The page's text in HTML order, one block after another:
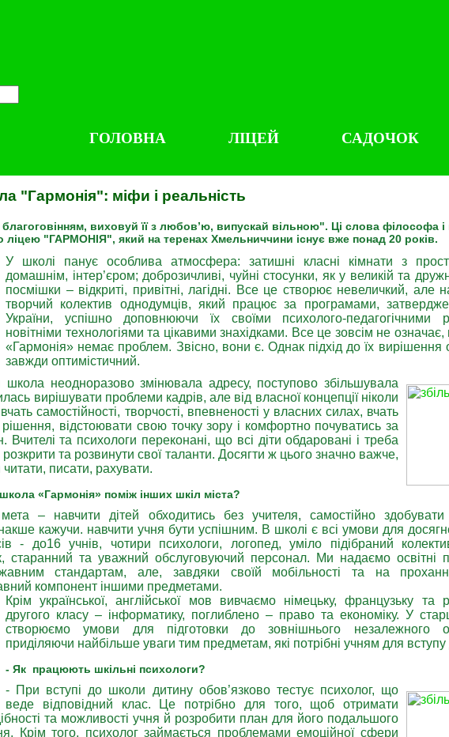
ГОЛОВНА ЛІЦЕЙ САДОЧОК
"Гармонія": міфи і реальність
виховуй її з любов’ю, випускай вільною". Ці слова
ліцею "ГАРМОНІЯ", який на теренах Хмельниччини існує вже понад 20 років.
У школі панує особлива атмосфера: затишні класні кімнати з
домашнім, інтер’єром; доброзичливі, чуйні стосунки, як у великій та
посмішки – відкриті, привітні, лагідні. Все це створює невеличкий, але
творчий колектив однодумців, який працює за програмами,
України, успішно доповнюючи їх своїми психолого-педагогічними
новітніми технологіями та цікавими знахідками. Все це зовсім не
«Гармонія» немає проблем. Звісно, вони є. Однак підхід до їх вирішення
завжди оптимістичний.
школа неодноразово змінювала адресу, поступово збільшувала
вирішувати проблеми кадрів, але від власної концепції ніколи
самостійності, творчості, впевненості у власних силах, вчать
відстоювати свою точку зору і комфортно почуватись за
Вчителі та психологи переконані, що всі діти обдаровані і треба
та розвинути свої таланти. Досягти ж цього значно важче,
писати, рахувати.
«Гармонія» поміж інших шкіл міста?
– навчити дітей обходитись без учителя, самостійно
кажучи. навчити учня бути успішним. В школі є всі умови для
- до16 учнів, чотири психологи, логопед, уміло підібраний
старанний та уважний обслуговуючий персонал. Ми надаємо освітні
стандартам, але, завдяки своїй мобільності та на
компонент іншими предметами.
Крім української, англійської мов вивчаємо німецьку, французьку та
другого класу – інформатику, поглиблено – право та економіку. У
створюємо умови для підготовки до зовнішнього незалежного
приділяючи найбільше уваги тим предметам, які потрібні учням для
- Як працюють шкільні психологи?
- При вступі до школи дитину обов’язково тестує психолог, що
веде відповідний клас. Це потрібно для того, щоб отримати
та можливості учня й розробити план для його подальшого
Крім того, психолог займається проблемами емоційної сфери